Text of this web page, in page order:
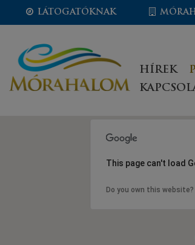
LÁTOGATÓKNAK
HÍREK
This page can't load
Do you own this website?